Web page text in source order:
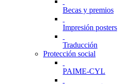
Becas y premios
Impresión posters
Traducción
Protección social
PAIME-CYL